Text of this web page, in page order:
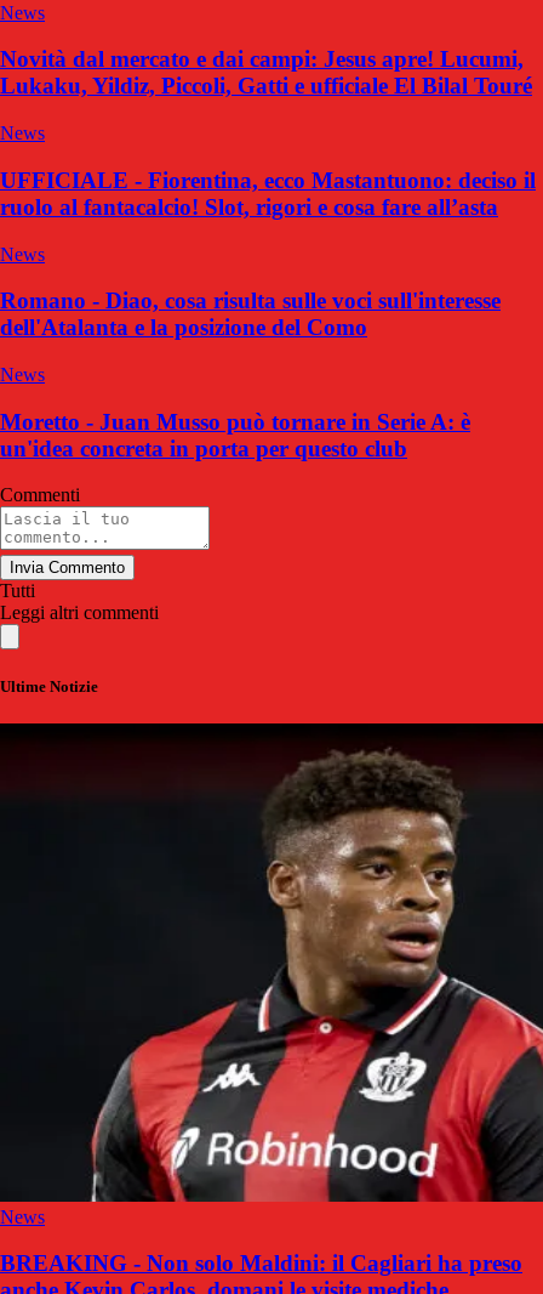
News
Novità dal mercato e dai campi: Jesus apre! Lucumi,
Lukaku, Yildiz, Piccoli, Gatti e ufficiale El Bilal Touré
News
UFFICIALE - Fiorentina, ecco Mastantuono: deciso il
ruolo al fantacalcio! Slot, rigori e cosa fare all’asta
News
Romano - Diao, cosa risulta sulle voci sull'interesse
dell'Atalanta e la posizione del Como
News
Moretto - Juan Musso può tornare in Serie A: è
un'idea concreta in porta per questo club
Commenti
Invia Commento
Tutti
Leggi altri commenti
Ultime Notizie
News
BREAKING - Non solo Maldini: il Cagliari ha preso